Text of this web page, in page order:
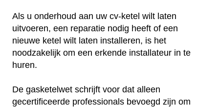
Als u onderhoud aan uw cv-ketel wilt laten
uitvoeren, een reparatie nodig heeft of een
nieuwe ketel wilt laten installeren, is het
noodzakelijk om een erkende installateur in te
huren.
De gasketelwet schrijft voor dat alleen
gecertificeerde professionals bevoegd zijn om